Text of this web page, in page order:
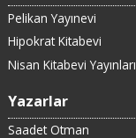
Pelikan Yayınevi
Hipokrat Kitabevi
Nisan Kitabevi Yayınları
Yazarlar
Saadet Otman